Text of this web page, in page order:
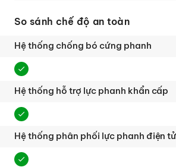
So sánh chế độ an toàn